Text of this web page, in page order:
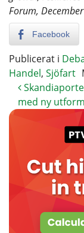
Forum,
Facebook
Publicerat i
Handel, Sjöfart
med ny